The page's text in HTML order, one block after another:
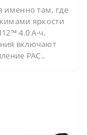
именно там, где
яркости
4.0 А·ч.
включают
PAC..